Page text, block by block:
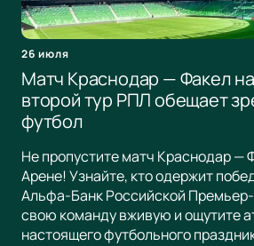
26 июля
Матч Краснодар — Факел
второй тур РПЛ обещает
футбол
Не пропустите матч Краснодар —
Арене! Узнайте, кто одержит
Альфа-Банк Российской
свою команду вживую и ощутите
настоящего футбольного